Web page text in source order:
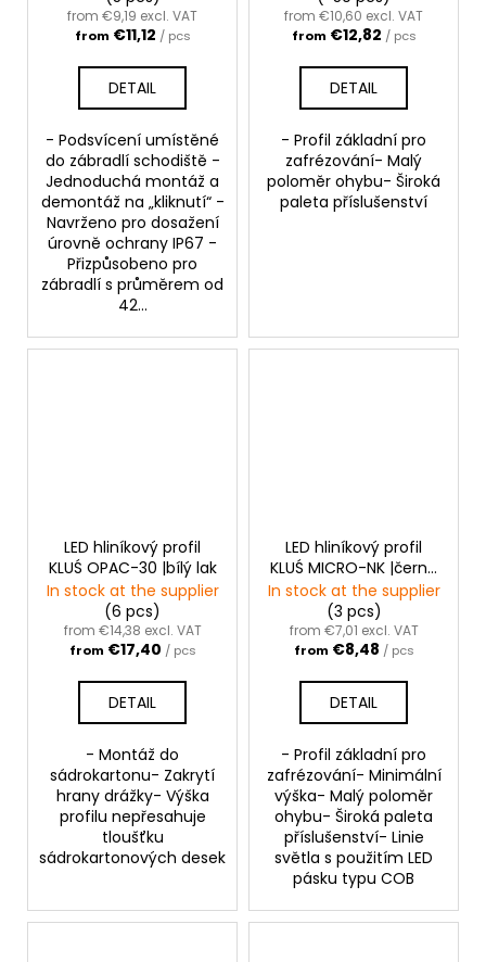
from €9,19 excl. VAT
from €11,12 / pcs
DETAIL
- Podsvícení umístěné
do zábradlí schodiště -
Jednoduchá montáž a
demontáž na „kliknutí“ -
Navrženo pro dosažení
úrovně ochrany IP67 -
Přizpůsobeno pro
zábradlí s průměrem od
42...
from €10,60 excl. VAT
from €12,82 / pcs
DETAIL
- Profil základní pro
zafrézování- Malý
poloměr ohybu- Široká
paleta příslušenství
LED hliníkový profil
KLUŚ OPAC-30 |bílý lak
In stock at the supplier
(6 pcs)
from €14,38 excl. VAT
from €17,40 / pcs
DETAIL
- Montáž do
sádrokartonu- Zakrytí
hrany drážky- Výška
profilu nepřesahuje
tloušťku
sádrokartonových desek
LED hliníkový profil
KLUŚ MICRO-NK |černá
anoda
In stock at the supplier
(3 pcs)
from €7,01 excl. VAT
from €8,48 / pcs
DETAIL
- Profil základní pro
zafrézování- Minimální
výška- Malý poloměr
ohybu- Široká paleta
příslušenství- Linie
světla s použitím LED
pásku typu COB